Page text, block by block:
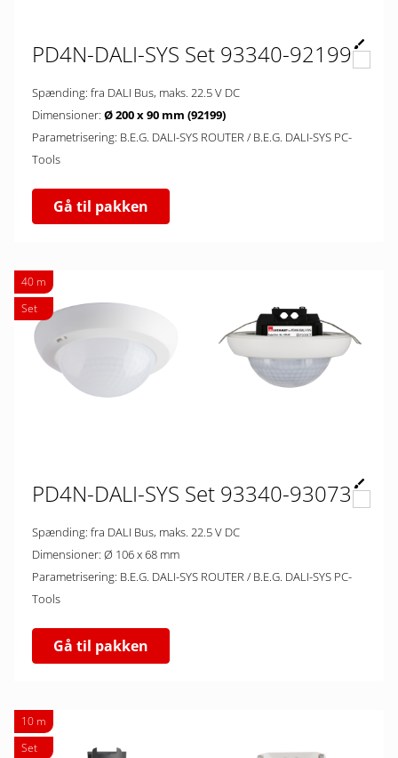
PD4N-DALI-SYS Set 93340-92199
Spænding: fra DALI Bus, maks. 22.5 V DC
Dimensioner: Ø 200 x 90 mm (92199)
Parametrisering: B.E.G. DALI-SYS ROUTER / B.E.G. DALI-SYS PC-
Tools
Gå til pakken
40 m
Set
PD4N-DALI-SYS Set 93340-93073
Spænding: fra DALI Bus, maks. 22.5 V DC
Dimensioner: Ø 106 x 68 mm
Parametrisering: B.E.G. DALI-SYS ROUTER / B.E.G. DALI-SYS PC-
Tools
Gå til pakken
10 m
Set